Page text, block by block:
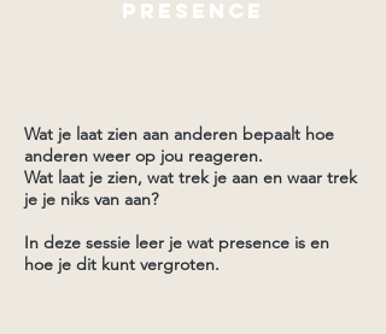
presence
Wat je laat zien aan anderen bepaalt hoe
anderen weer op jou reageren.
Wat laat je zien, wat trek je aan en waar trek
je je niks van aan?
In deze sessie leer je wat presence is en
hoe je dit kunt vergroten.